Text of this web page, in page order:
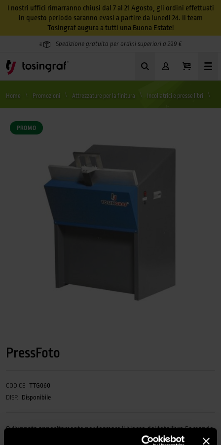
I nostri uffici rimarranno chiusi dal 7 al 21 Agosto, gli ordini effettuati
in questo periodo saranno evasi a partire da lunedì 24. Il team
Tosingraf augura a tutti una Buona Estate!
Spedizione gratuita per ordini superiori a 299 €
Home Promozioni Attrezzature per la finitura Incollatrici e presse libri
PROMO
PressFoto
CODICE TTG060
DISP.
Disponibile
Sviluppata appositamente per formare il blocco del fotolibro.Comando
a pedale pneumatico.Robusta struttura in metallo.